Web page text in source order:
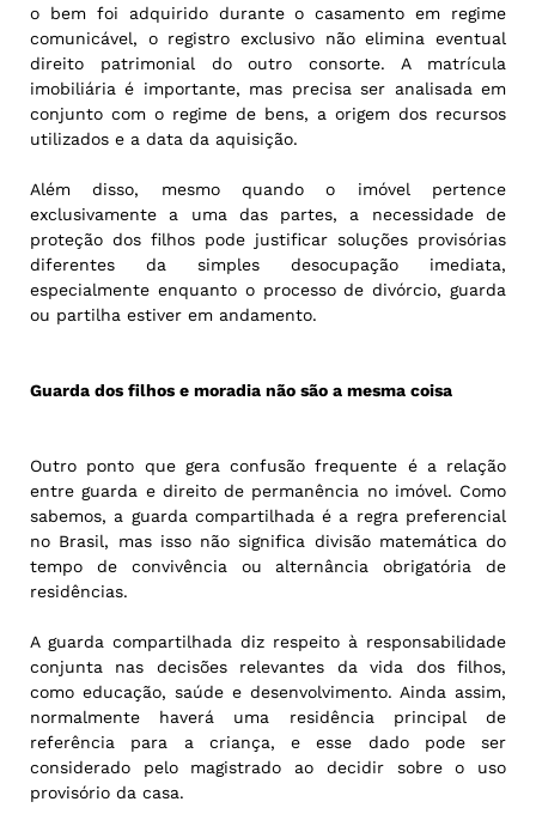
o bem foi adquirido durante o casamento em regime
comunicável, o registro exclusivo não elimina eventual
direito patrimonial do outro consorte. A matrícula
imobiliária é importante, mas precisa ser analisada em
conjunto com o regime de bens, a origem dos recursos
utilizados e a data da aquisição.
Além disso, mesmo quando o imóvel pertence
exclusivamente a uma das partes, a necessidade de
proteção dos filhos pode justificar soluções provisórias
diferentes da simples desocupação imediata,
especialmente enquanto o processo de divórcio, guarda
ou partilha estiver em andamento.
Guarda dos filhos e moradia não são a mesma coisa
Outro ponto que gera confusão frequente é a relação
entre guarda e direito de permanência no imóvel. Como
sabemos, a guarda compartilhada é a regra preferencial
no Brasil, mas isso não significa divisão matemática do
tempo de convivência ou alternância obrigatória de
residências.
A guarda compartilhada diz respeito à responsabilidade
conjunta nas decisões relevantes da vida dos filhos,
como educação, saúde e desenvolvimento. Ainda assim,
normalmente haverá uma residência principal de
referência para a criança, e esse dado pode ser
considerado pelo magistrado ao decidir sobre o uso
provisório da casa.